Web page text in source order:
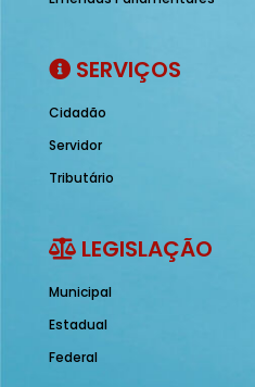
SERVIÇOS
Cidadão
Servidor
Tributário
LEGISLAÇÃO
Municipal
Estadual
Federal